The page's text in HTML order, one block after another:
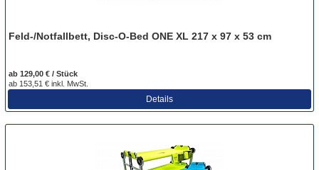
Feld-/Notfallbett, Disc-O-Bed ONE XL 217 x 97 x 53 cm
ab 129,00 € / Stück
ab 153,51 € inkl. MwSt.
Details